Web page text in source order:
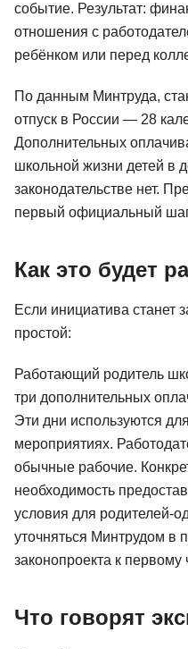
событие. Результат:
отношения с
ребёнком или перед
По данным Минтруда,
отпуск в России — 28
Дополнительных
школьной жизни детей в
законодательстве нет.
первый официальный
Как это будет
Если инициатива станет
простой:
Работающий родитель
три дополнительных
Эти дни используются
мероприятиях.
обычные рабочие.
необходимость
условия для родителей-
уточняться Минтрудом в
законопроекта к первому
Что говорят